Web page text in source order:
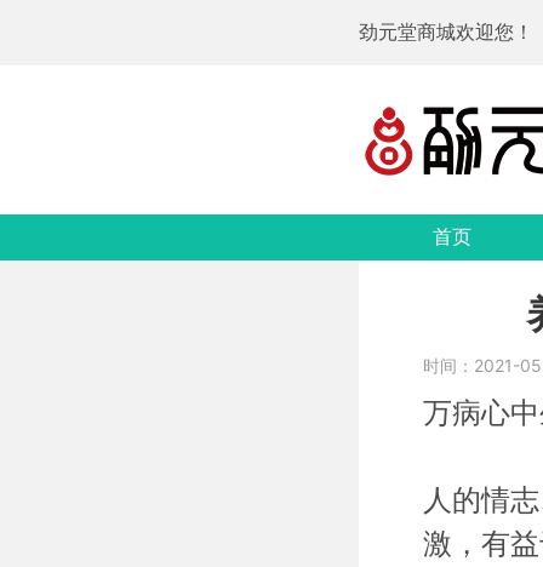
劲元堂商城欢迎您！
首页
时间：2021-
万病心
人的情
激，有